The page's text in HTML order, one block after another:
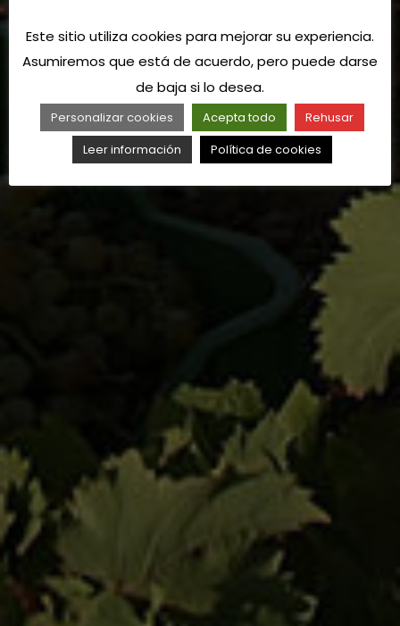
Este sitio utiliza cookies para mejorar su experiencia.
Asumiremos que está de acuerdo, pero puede darse
de baja si lo desea.
Personalizar cookies Acepta todo
Rehusar
Leer información
Política de cookies